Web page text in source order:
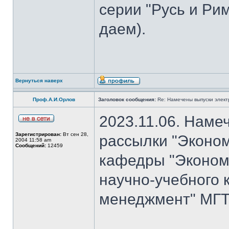
серии "Русь и
даем).
Вернуться наверх
Проф.А.И.Орлов Заголовок сообщения: Re: Намечены выпуски
Зарегистрирован: Вт сен 28,
2004 11:58 am
Сообщений: 12459
2023.11.06.
рассылки
кафедры
научно-
менеджмент"